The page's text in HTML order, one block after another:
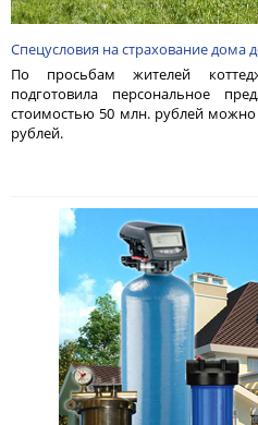
Спецусловия на страхование дома
По просьбам жителей
подготовила персональное
стоимостью 50 млн. рублей можно
рублей.